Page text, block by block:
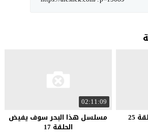
25
02:11:09
مسلسل هذا البحر سوف يفيض
الحلقة 17